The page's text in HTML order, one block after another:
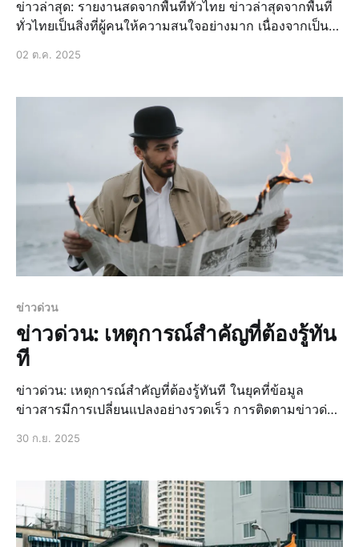
ข่าวล่าสุด: รายงานสดจากพื้นที่ทั่วไทย ข่าวล่าสุดจากพื้นที่
ทั่วไทยเป็นสิ่งที่ผู้คนให้ความสนใจอย่างมาก เนื่องจากเป็น
ด่วน, ข่าวสด, ข่าวเด่นวันนี้, ข่าวไทย, ข่าวกีฬา, ข่
02 ต.ค. 2025
ข่าวด่วน
ข่าวด่วน: เหตุการณ์สำคัญที่ต้องรู้ทัน
ที
ข่าวด่วน: เหตุการณ์สำคัญที่ต้องรู้ทันที ในยุคที่ข้อมูล
ข่าวสารมีการเปลี่ยนแปลงอย่างรวดเร็ว การติดตามข่าวด่วน
30 ก.ย. 2025